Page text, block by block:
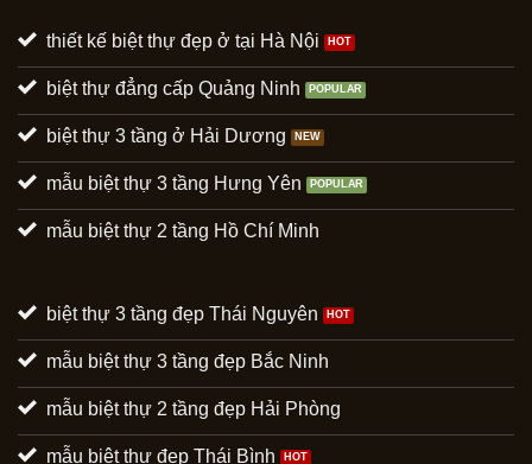
thiết kế biệt thự đẹp ở tại Hà Nội
biệt thự đẳng cấp Quảng Ninh
biệt thự 3 tầng ở Hải Dương
mẫu biệt thự 3 tầng Hưng Yên
mẫu biệt thự 2 tầng Hồ Chí Minh
biệt thự 3 tầng đẹp Thái Nguyên
mẫu biệt thự 3 tầng đẹp Bắc Ninh
mẫu biệt thự 2 tầng đẹp Hải Phòng
mẫu biệt thự đẹp Thái Bình